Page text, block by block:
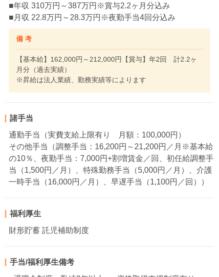
■年収 310万円～387万円※賞与2.2ヶ月分込み
■月収 22.8万円～28.3万円※夜勤手当4回分込み
備 考
【基本給】162,000円～212,000円【賞与】年2回 計2.2ヶ
月分（過去実績）
※昇給は法人業績、勤務実績等によります
諸手当
通勤手当（実費支給上限有り 月額：100,000円）
その他手当（調整手当：16,200円～21,200円／月※基本給
の10％、夜勤手当：7,000円+割増賃金／回、初任給調整手
当（1,500円／月）、特殊勤務手当（5,000円／月）、介護
一時手当（16,000円／月）、早遅手当（1,100円／回））
福利厚生
財形貯蓄 託児補助制度
手当/福利厚生備考